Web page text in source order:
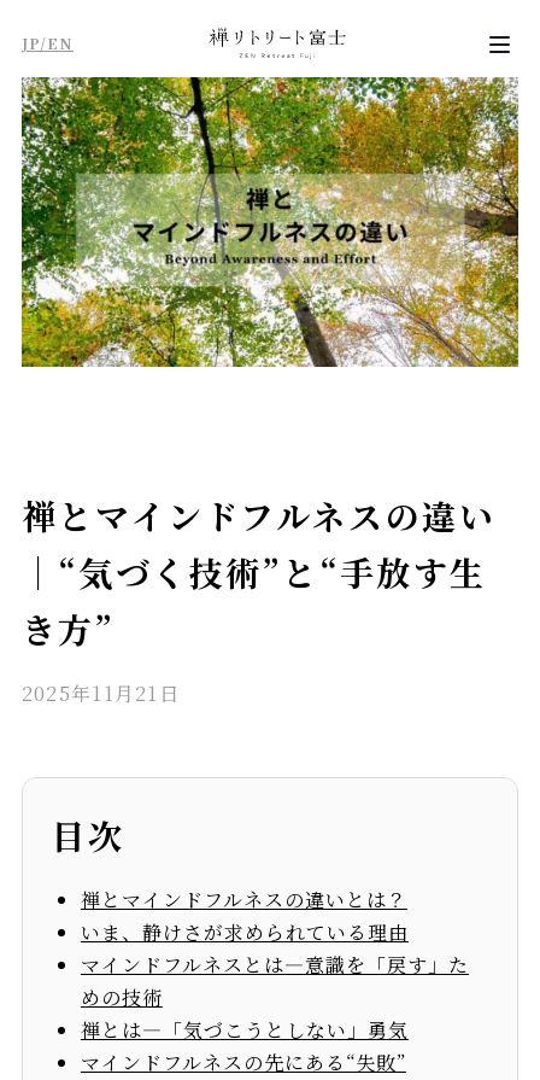
JP/EN
禅とマインドフルネスの違い
｜“気づく技術”と“手放す生
き方”
2025年11月21日
目次
禅とマインドフルネスの違いとは？
いま、静けさが求められている理由
マインドフルネスとは—意識を「戻す」た
めの技術
禅とは—「気づこうとしない」勇気
マインドフルネスの先にある“失敗”